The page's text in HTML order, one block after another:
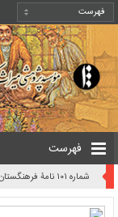
فهرست
شماره ۱۰۱ نامۀ فرهنگستان منتشر شد